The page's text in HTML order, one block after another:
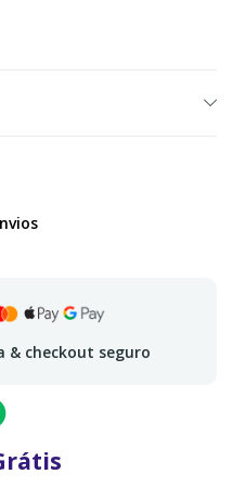
& checkout seguro